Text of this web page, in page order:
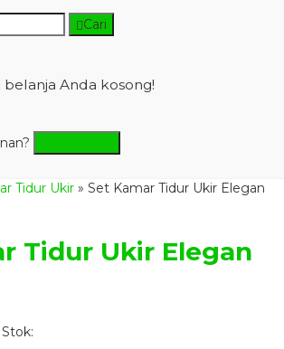
Cari
Anda kosong!
Tidur Ukir » Set Kamar Tidur Ukir Elegan
Tidur Ukir Elegan
Stok: